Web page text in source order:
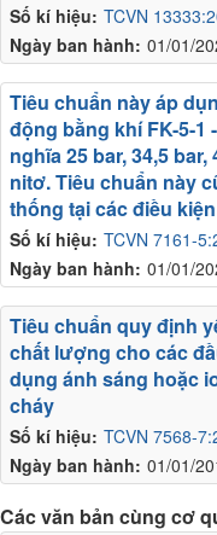
Số kí hiệu: TCVN
Ngày ban hành: 01/01/
Số kí hiệu: TCVN 7161-
Ngày ban hành: 01/01/
Tiêu chuẩn này áp
động bằng khí FK-5-1
nghĩa 25 bar, 34,5
nitơ. Tiêu chuẩn này
thống tại các điều
Số kí hiệu: TCVN 7568-
Ngày ban hành: 01/01/
Tiêu chuẩn quy định
chất lượng cho các
dụng ánh sáng hoặc
cháy
Các văn bản cùng cơ